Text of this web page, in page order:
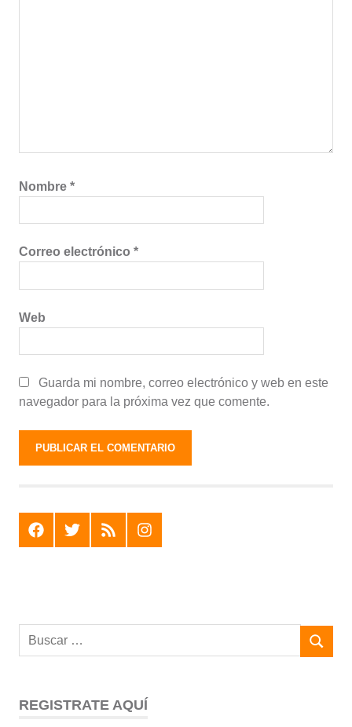
Nombre *
Correo electrónico *
Web
Guarda mi nombre, correo electrónico y web en este
navegador para la próxima vez que comente.
F T R I
REGISTRATE AQUÍ